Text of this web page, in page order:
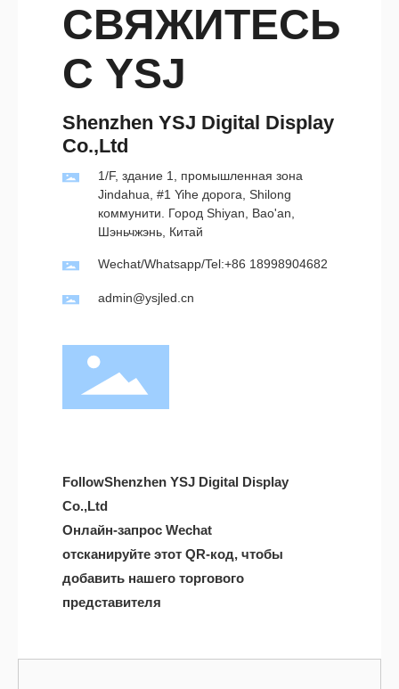
СВЯЖИТЕСЬ
С YSJ
Shenzhen YSJ Digital Display
Co.,Ltd
1/F, здание 1, промышленная зона
Jindahua, #1 Yihe дорога, Shilong
коммунити. Город Shiyan, Bao'an,
Шэньчжэнь, Китай
Wechat/Whatsapp/Tel:+86 18998904682
admin@ysjled.cn
FollowShenzhen YSJ Digital Display
Co.,Ltd
Онлайн-запрос Wechat
отсканируйте этот QR-код, чтобы
добавить нашего торгового
представителя